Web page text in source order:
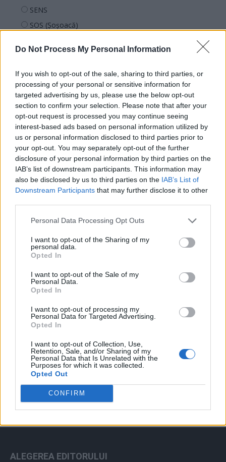
Do Not Process My Personal Information
If you wish to opt-out of the sale, sharing to third parties, or
processing of your personal or sensitive information for
targeted advertising by us, please use the below opt-out
section to confirm your selection. Please note that after your
opt-out request is processed you may continue seeing
interest-based ads based on personal information utilized by
us or personal information disclosed to third parties prior to
your opt-out. You may separately opt-out of the further
disclosure of your personal information by third parties on the
IAB’s list of downstream participants. This information may
also be disclosed by us to third parties on the IAB’s List of
Downstream Participants that may further disclose it to other
Personal Data Processing Opt Outs
I want to opt-out of the Sharing of my
personal data.
Opted In
I want to opt-out of the Sale of my
Personal Data.
Opted In
I want to opt-out of processing my
Personal Data for Targeted Advertising.
Opted In
I want to opt-out of Collection, Use,
Retention, Sale, and/or Sharing of my
Personal Data that Is Unrelated with the
Purposes for which it was collected.
Opted Out
CONFIRM
SENS
SOS (Șoșoacă)
PACE (Peia)
Acțiunea Conservatoare (Târziu)
PDF (Lazarus)
PUSL (D. Voiculescu)
PNȚCD (Pavelescu)
PNCR (Terheș)
Partidul Patrioților (Surugiu)
FAR (Coarnă)
România pe Primul Loc (Ponta)
Altul
Arhiva sondajelor
ad
ALEGEREA EDITORULUI